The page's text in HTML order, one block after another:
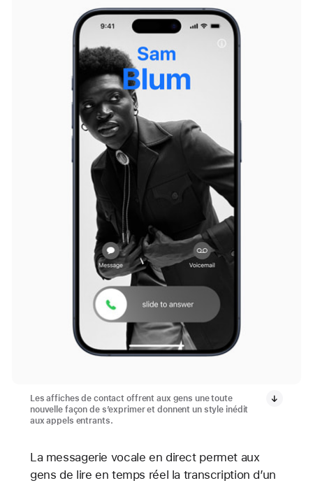
Les affiches de contact offrent aux gens une toute
nouvelle façon de s’exprimer et donnent un style inédit
aux appels entrants.
La messagerie vocale en direct permet aux
gens de lire en temps réel la transcription d’un